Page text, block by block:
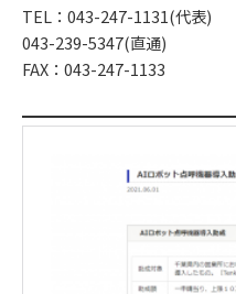
TEL：043-247-1131(代表)
043-239-5347(直通)
FAX：043-247-1133